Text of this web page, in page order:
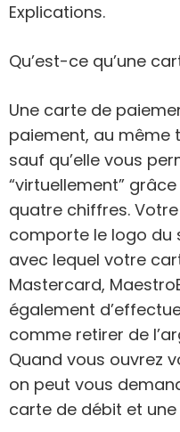
Explications.
Qu’est-ce qu’une
Une carte de
paiement, au même
sauf qu’elle vous
“virtuellement”
quatre chiffres.
comporte le logo du
avec lequel votre
Mastercard,
également
comme retirer de
Quand vous ouvrez
on peut vous
carte de débit et